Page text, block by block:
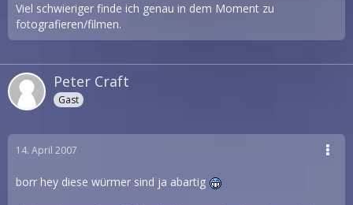
Viel schwieriger finde ich genau in dem Moment zu
fotografieren/filmen.
Peter Craft
Gast
14. April 2007
borr hey diese würmer sind ja abartig